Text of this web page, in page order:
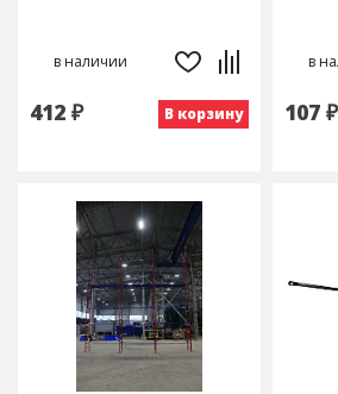
в наличии
412 ₽ В корзину
в
107 ₽